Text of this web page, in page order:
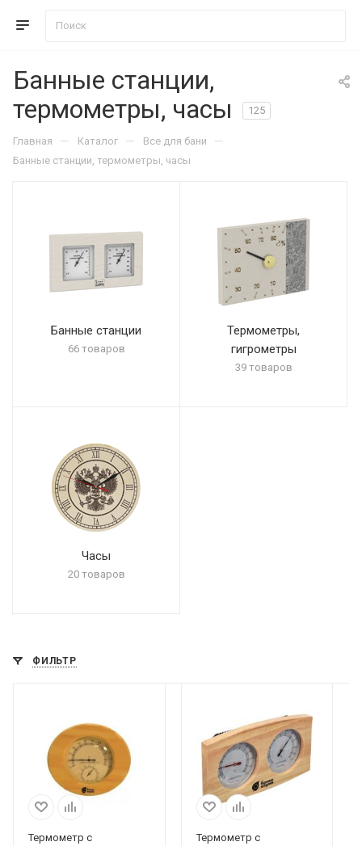
Банные станции,
термометры, часы
125
Главная — Каталог — Все для бани —
Банные станции, термометры, часы
Банные станции
66 товаров
Термометры,
гигрометры
39 товаров
Часы
20 товаров
ФИЛЬТР
Термометр с
Термометр с